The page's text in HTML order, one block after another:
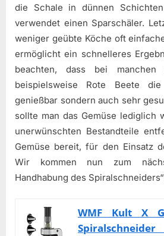
die Schale in dünnen
verwendet einen Sparschäler.
weniger geübte Köche oft
ermöglicht ein schnelleres
beachten, dass bei manchen
beispielsweise Rote Beete
genießbar sondern auch sehr
sollte man das Gemüse lediglich
unerwünschten Bestandteile
Gemüse bereit, für den Einsatz
Wir kommen nun zum
Handhabung des
WMF Kult X